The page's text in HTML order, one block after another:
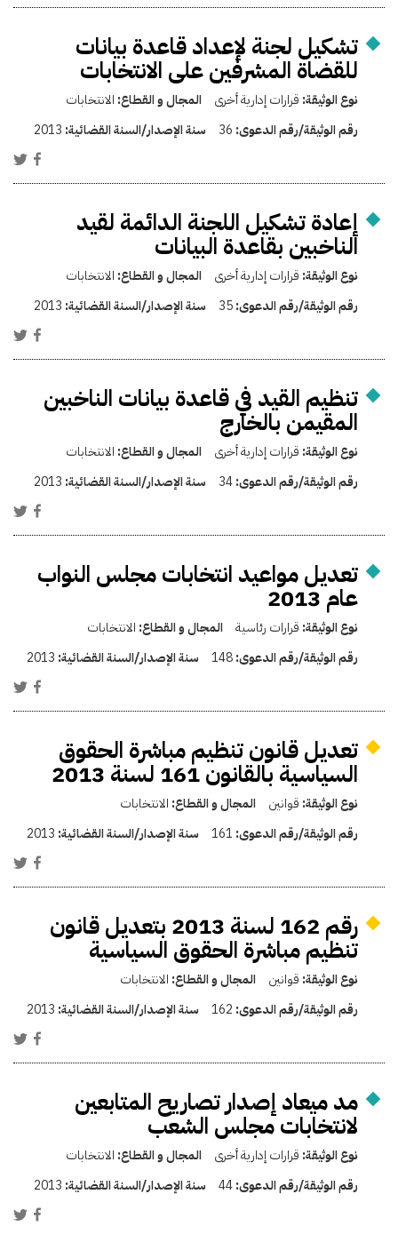
تشكيل لجنة لإعداد قاعدة بيانات
للقضاة المشرفين على الانتخابات
نوع الوثيقة: قرارات إدارية أخرى المجال و القطاع: الانتخابات
رقم الوثيقة/رقم الدعوى: 36 سنة الإصدار/السنة القضائية: 2013
إعادة تشكيل اللجنة الدائمة لقيد
الناخبين بقاعدة البيانات
نوع الوثيقة: قرارات إدارية أخرى المجال و القطاع: الانتخابات
رقم الوثيقة/رقم الدعوى:35 سنة الإصدار/السنة القضائية: 2013
تنظيم القيد في قاعدة بيانات الناخبين
المقيمن بالخارج
نوع الوثيقة: قرارات إدارية أخرى المجال و القطاع: الانتخابات
رقم الوثيقة/رقم الدعوى:34 سنة الإصدار/السنة القضائية: 2013
تعديل مواعيد انتخابات مجلس النواب
عام 2013
نوع الوثيقة: قرارات رئاسية المجال و القطاع: الانتخابات
رقم الوثيقة/رقم الدعوى:148 سنة الإصدار/السنة القضائية: 2013
تعديل قانون تنظيم مباشرة الحقوق
السياسية بالقانون 161 لسنة 2013
نوع الوثيقة: قوانين المجال و القطاع: الانتخابات
رقم الوثيقة/رقم الدعوى: 161 سنة الإصدار/السنة القضائية: 2013
رقم 162 لسنة 2013 بتعديل قانون
تنظيم مباشرة الحقوق السياسية
نوع الوثيقة: قوانين المجال و القطاع: الانتخابات
رقم الوثيقة/رقم الدعوى: 162 سنة الإصدار/السنة القضائية: 2013
مد ميعاد إصدار تصاريح المتابعين
لانتخابات مجلس الشعب
نوع الوثيقة: قرارات إدارية أخرى المجال و القطاع: الانتخابات
رقم الوثيقة/رقم الدعوى:44 سنة الإصدار/السنة القضائية: 2013